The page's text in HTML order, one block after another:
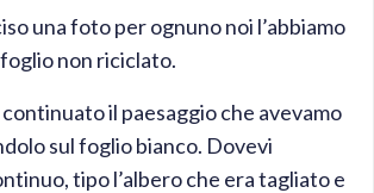
una foto per ognuno noi l’abbiamo
non riciclato.
continuato il paesaggio che avevamo
sul foglio bianco. Dovevi
tipo l’albero che era tagliato e